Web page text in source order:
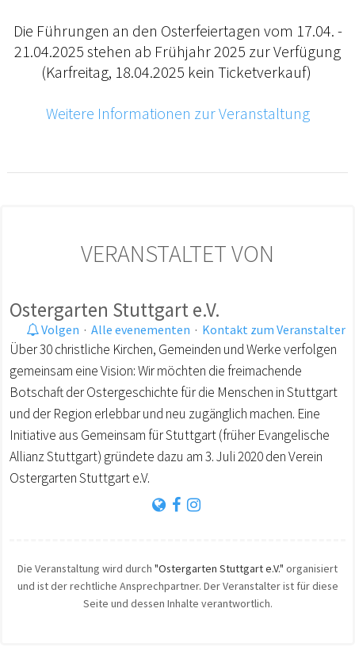
Die Führungen an den Osterfeiertagen vom 17.04. -
21.04.2025 stehen ab Frühjahr 2025 zur Verfügung
(Karfreitag, 18.04.2025 kein Ticketverkauf)
Weitere Informationen zur Veranstaltung
VERANSTALTET VON
Ostergarten Stuttgart e.V.
Volgen · Alle evenementen · Kontakt zum Veranstalter
Über 30 christliche Kirchen, Gemeinden und Werke verfolgen
gemeinsam eine Vision: Wir möchten die freimachende
Botschaft der Ostergeschichte für die Menschen in Stuttgart
und der Region erlebbar und neu zugänglich machen. Eine
Initiative aus Gemeinsam für Stuttgart (früher Evangelische
Allianz Stuttgart) gründete dazu am 3. Juli 2020 den Verein
Ostergarten Stuttgart e.V.
Die Veranstaltung wird durch "Ostergarten Stuttgart e.V." organisiert
und ist der rechtliche Ansprechpartner. Der Veranstalter ist für diese
Seite und dessen Inhalte verantwortlich.